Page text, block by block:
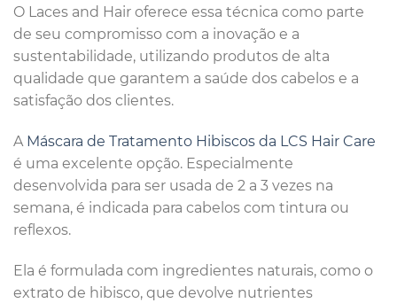
O Laces and Hair oferece essa técnica como parte
de seu compromisso com a inovação e a
sustentabilidade, utilizando produtos de alta
qualidade que garantem a saúde dos cabelos e a
satisfação dos clientes.
A Máscara de Tratamento Hibiscos da LCS Hair Care
é uma excelente opção. Especialmente
desenvolvida para ser usada de 2 a 3 vezes na
semana, é indicada para cabelos com tintura ou
reflexos.
Ela é formulada com ingredientes naturais, como o
extrato de hibisco, que devolve nutrientes